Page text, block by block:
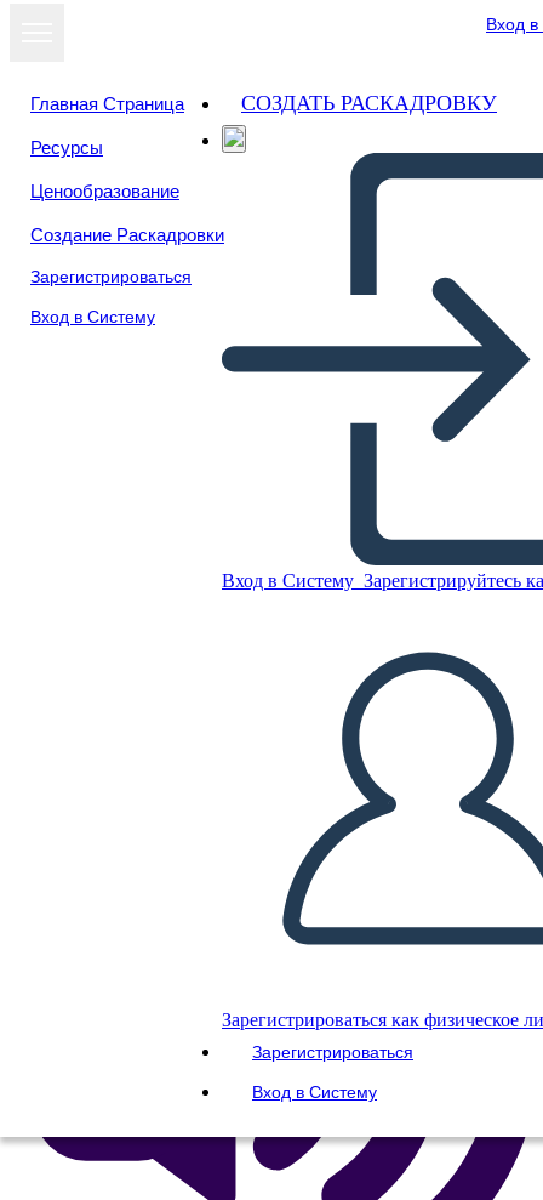
Вход
Главная Страница
Ресурсы
Ценообразование
Создание Раскадровки
Зарегистрироваться
Вход в Систему
СОЗДАТЬ РАСКАДРОВКУ
Вход в Систему Зарегистрируйтесь
Зарегистрироваться как физическое
Зарегистрироваться
Вход в Систему
Ежедневник 1
Скопируйте эту раскадровку
СОЗДАТЬ РАСКАДРОВКУ
ВОСПРОИЗВЕСТИ СЛАЙД-ШОУ
ПОЧИТАЙ МНЕ
Посмотреть
как слайд-шоу